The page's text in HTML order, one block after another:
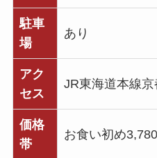
駐車
場
あり
アク
セス
JR東海道本線
価格
帯
お食い初め